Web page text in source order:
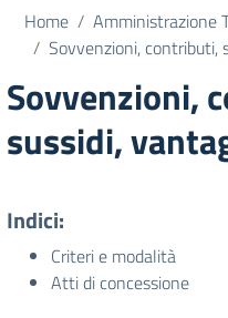
Home
Amministrazione
Sovvenzioni, contributi,
Sovvenzioni,
sussidi,
Indici:
Criteri e modalità
Atti di concessione